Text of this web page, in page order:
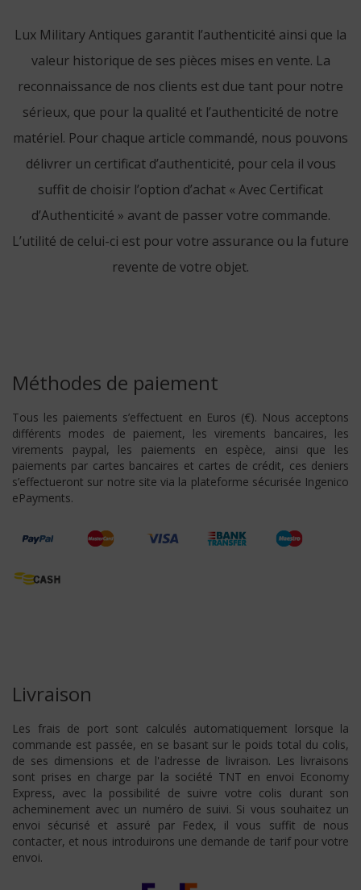
Lux Military Antiques garantit l’authenticité ainsi que la
valeur historique de ses pièces mises en vente. La
reconnaissance de nos clients est due tant pour notre
sérieux, que pour la qualité et l’authenticité de notre
matériel. Pour chaque article commandé, nous pouvons
délivrer un certificat d’authenticité, pour cela il vous
suffit de choisir l’option d’achat « Avec Certificat
d’Authenticité » avant de passer votre commande.
L’utilité de celui-ci est pour votre assurance ou la future
revente de votre objet.
Méthodes de paiement
Tous les paiements s’effectuent en Euros (€). Nous acceptons
différents modes de paiement, les virements bancaires, les
virements paypal, les paiements en espèce, ainsi que les
paiements par cartes bancaires et cartes de crédit, ces deniers
s’effectueront sur notre site via la plateforme sécurisée Ingenico
ePayments.
Livraison
Les frais de port sont calculés automatiquement lorsque la
commande est passée, en se basant sur le poids total du colis,
de ses dimensions et de l'adresse de livraison. Les livraisons
sont prises en charge par la société TNT en envoi Economy
Express, avec la possibilité de suivre votre colis durant son
acheminement avec un numéro de suivi. Si vous souhaitez un
envoi sécurisé et assuré par Fedex, il vous suffit de nous
contacter, et nous introduirons une demande de tarif pour votre
envoi.